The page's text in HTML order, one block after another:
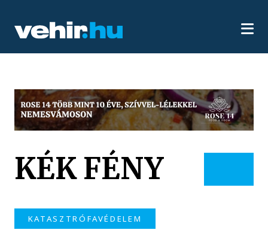
KÉK FÉNY
KATASZTRÓFAVÉDELEM